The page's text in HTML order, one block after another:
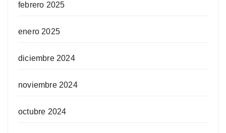
febrero 2025
enero 2025
diciembre 2024
noviembre 2024
octubre 2024